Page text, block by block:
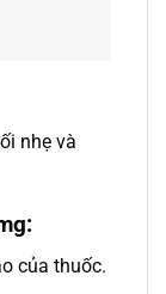
nhẹ và
của thuốc.